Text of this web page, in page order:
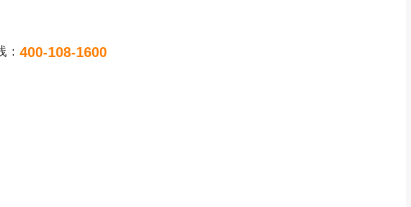
： 400-108-1600